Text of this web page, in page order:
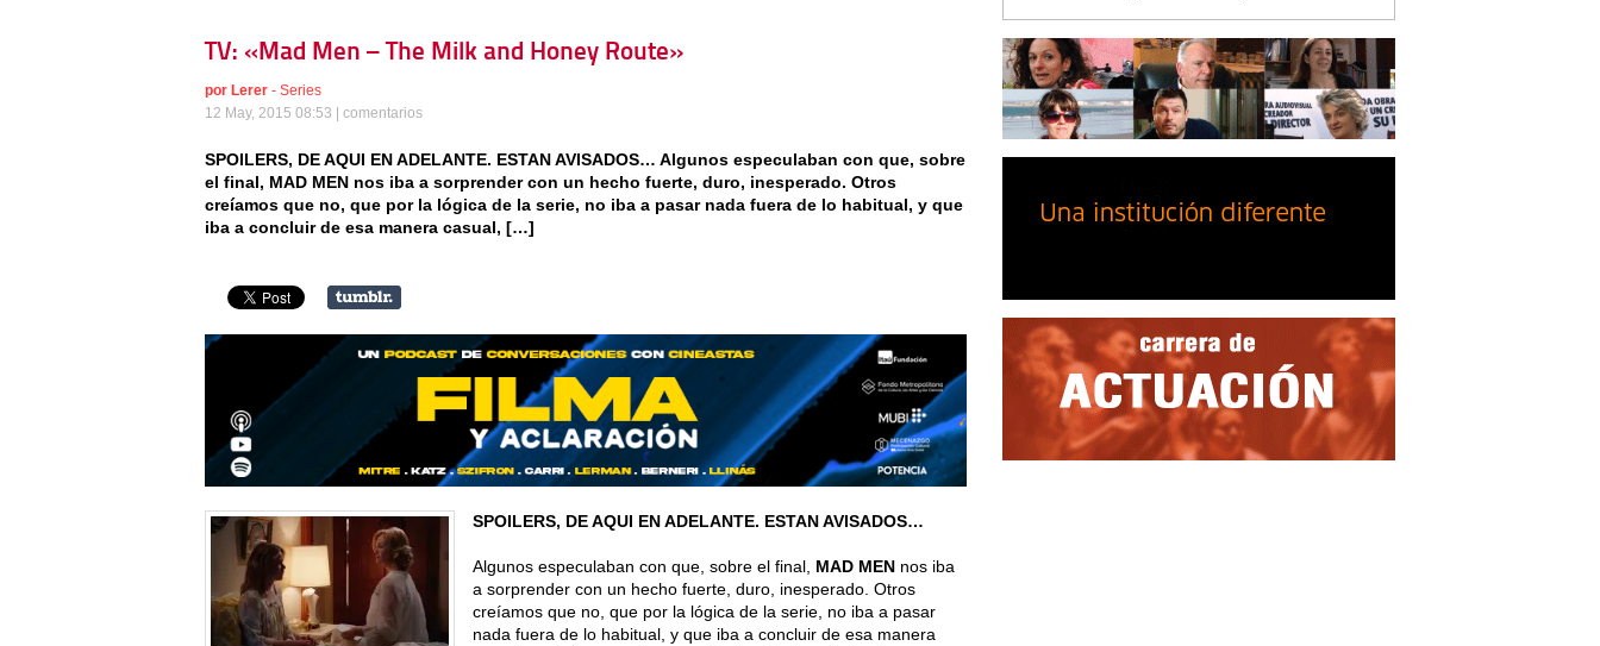
TV: «Mad Men – The Milk and Honey Route»
por Lerer - Series
12 May, 2015 08:53 | comentarios
SPOILERS, DE AQUI EN ADELANTE. ESTAN AVISADOS… Algunos especulaban con que, sobre
el final, MAD MEN nos iba a sorprender con un hecho fuerte, duro, inesperado. Otros
creíamos que no, que por la lógica de la serie, no iba a pasar nada fuera de lo habitual, y que
iba a concluir de esa manera casual, […]
SPOILERS, DE AQUI EN ADELANTE. ESTAN AVISADOS…
Algunos especulaban con que, sobre el final, MAD MEN nos iba
a sorprender con un hecho fuerte, duro, inesperado. Otros
creíamos que no, que por la lógica de la serie, no iba a pasar
nada fuera de lo habitual, y que iba a concluir de esa manera